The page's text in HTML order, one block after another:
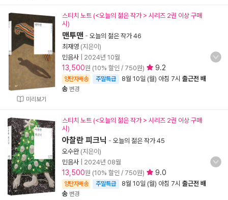
미리보기
스티치 노트 (<오늘의 젊은 작가 > 시리즈 2권 이상 구매
시)
맨투맨 - 오늘의 젊은 작가 46
최재영 (지은이)
민음사
2024년 10월
13,500원 (10% 할인 / 750원) 9.2
양탄자배송 주말특급 8월 10일 (월) 아침 7시 출근전 배
송 변경
스티치 노트 (<오늘의 젊은 작가 > 시리즈 2권 이상 구매
시)
아찰란 피크닉 - 오늘의 젊은 작가 45
오수완(지은이)
민음사
2024년 08월
13,500원 (10% 할인 / 750원) 9.0
양탄자배송 주말특급 8월 10일 (월) 아침 7시 출근전 배
송 변경